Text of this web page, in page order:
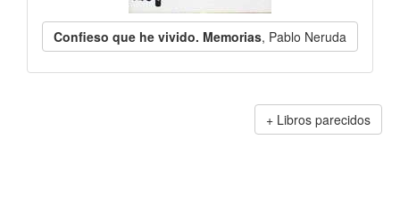
Confieso que he vivido. Memorias, Pablo Neruda
Libros parecidos